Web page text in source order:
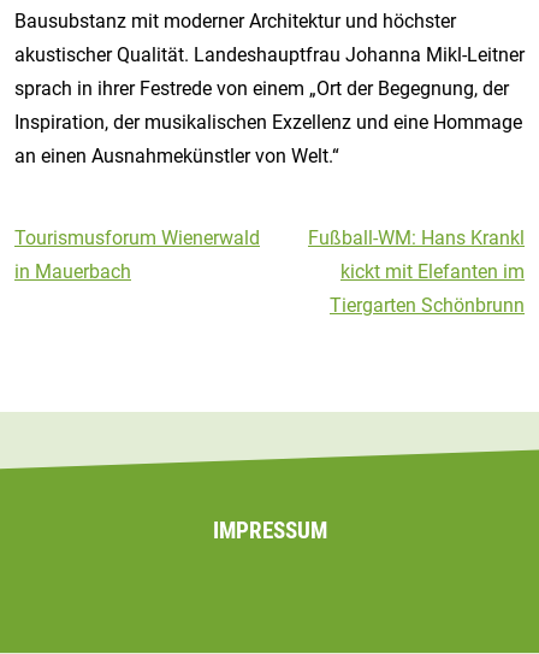
Bausubstanz mit moderner Architektur und höchster
akustischer Qualität. Landeshauptfrau Johanna Mikl-Leitner
sprach in ihrer Festrede von einem „Ort der Begegnung, der
Inspiration, der musikalischen Exzellenz und eine Hommage
an einen Ausnahmekünstler von Welt.“
Beitragsnavigation
Tourismusforum Wienerwald
in Mauerbach
Fußball-WM: Hans Krankl
kickt mit Elefanten im
Tiergarten Schönbrunn
IMPRESSUM